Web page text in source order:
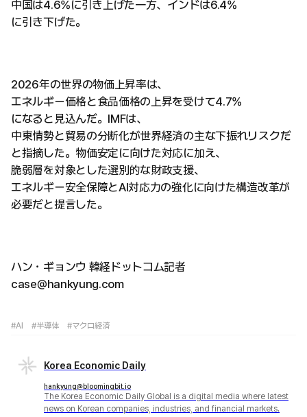
中国は4.6%に引き上げた一方、インドは6.4%
に引き下げた。
2026年の世界の物価上昇率は、
エネルギー価格と食品価格の上昇を受けて4.7%
になると見込んだ。IMFは、
中東情勢と貿易の分断化が世界経済の主な下振れリスクだ
と指摘した。物価安定に向けた対応に加え、
脆弱層を対象とした選別的な財政支援、
エネルギー安全保障とAI対応力の強化に向けた構造改革が
必要だと提言した。
ハン・ギョンウ 韓経ドットコム記者
case@hankyung.com
#AI #半導体 #マクロ経済
Korea Economic Daily
hankyung@bloomingbit.io
The Korea Economic Daily Global is a digital media where latest
news on Korean companies, industries, and financial markets.